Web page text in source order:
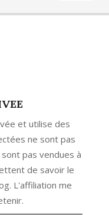
et utilise des
ne sont pas
pas vendues à
de savoir le
L'affiliation me